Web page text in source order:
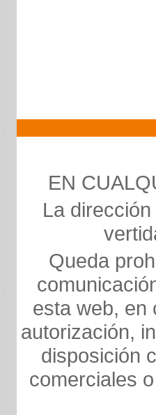
EN
La
Queda
esta web, en
autorización,
disposición
comerciales